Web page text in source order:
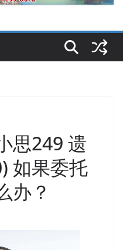
思249 遗
如果委托
办？